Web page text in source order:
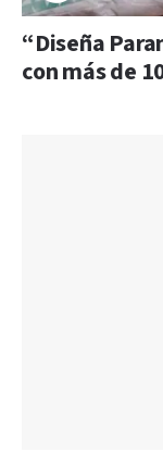
“Diseña
con más de